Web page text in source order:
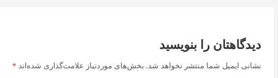
دیدگاهتان را بنویسید
نشانی ایمیل شما منتشر نخواهد شد. بخش‌های موردنیاز علامت‌گذاری شده‌اند *